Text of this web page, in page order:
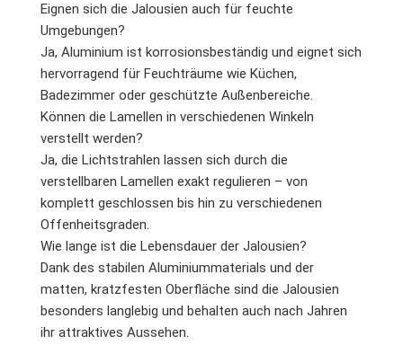
Eignen sich die Jalousien auch für feuchte
Umgebungen?
Ja, Aluminium ist korrosionsbeständig und eignet sich
hervorragend für Feuchträume wie Küchen,
Badezimmer oder geschützte Außenbereiche.
Können die Lamellen in verschiedenen Winkeln
verstellt werden?
Ja, die Lichtstrahlen lassen sich durch die
verstellbaren Lamellen exakt regulieren – von
komplett geschlossen bis hin zu verschiedenen
Offenheitsgraden.
Wie lange ist die Lebensdauer der Jalousien?
Dank des stabilen Aluminiummaterials und der
matten, kratzfesten Oberfläche sind die Jalousien
besonders langlebig und behalten auch nach Jahren
ihr attraktives Aussehen.